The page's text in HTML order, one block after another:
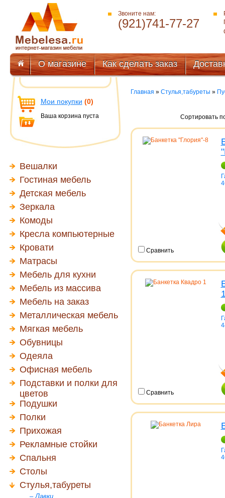
Звоните нам:
(921)741-77-27
О магазине Как сделать заказ
Мои покупки (0)
Ваша корзина пуста
Вешалки
Гостиная мебель
Детская мебель
Зеркала
Комоды
Кресла компьютерные
Кровати
Матрасы
Мебель для кухни
Мебель из массива
Мебель на заказ
Металлическая мебель
Мягкая мебель
Обувницы
Одеяла
Офисная мебель
Подставки и полки для
цветов
Подушки
Полки
Прихожая
Рекламные стойки
Спальня
Столы
Стулья,табуреты
–Лавки
Главная » Стулья,табуреты »
Сортировать
Сравнить
Сравнить